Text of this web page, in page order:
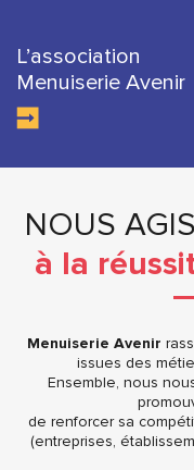
L’association
Menuiserie Avenir
NOUS
à la
Menuiserie Avenir
issues des
Ensemble, nous
de renforcer sa
(entreprises,